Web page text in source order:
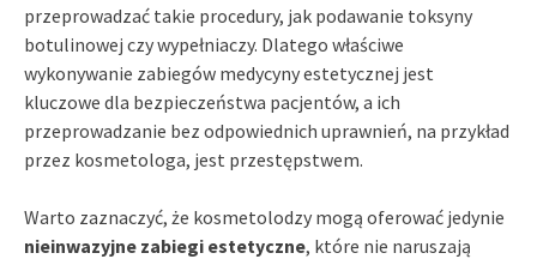
przeprowadzać takie procedury, jak podawanie toksyny
botulinowej czy wypełniaczy. Dlatego właściwe
wykonywanie zabiegów medycyny estetycznej jest
kluczowe dla bezpieczeństwa pacjentów, a ich
przeprowadzanie bez odpowiednich uprawnień, na przykład
przez kosmetologa, jest przestępstwem.
Warto zaznaczyć, że kosmetolodzy mogą oferować jedynie
nieinwazyjne zabiegi estetyczne, które nie naruszają